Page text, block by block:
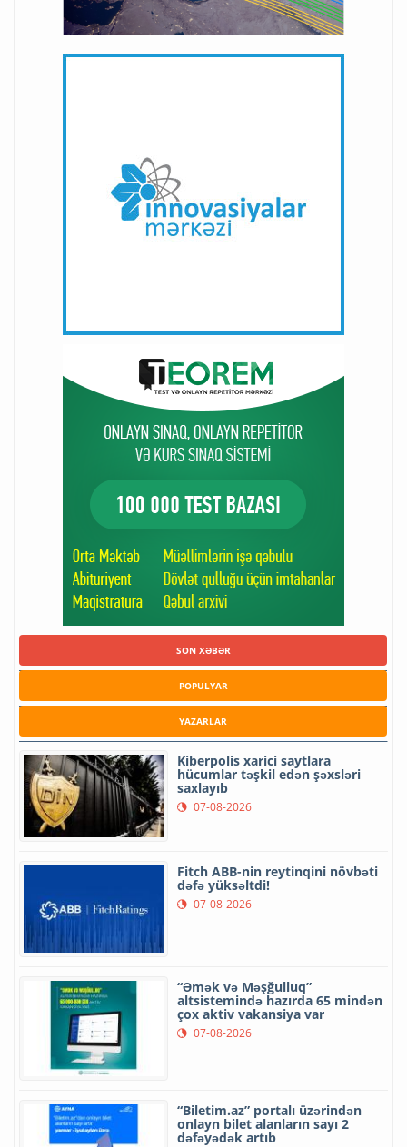
SON XƏBƏR
POPULYAR
YAZARLAR
Kiberpolis xarici saytlara
hücumlar təşkil edən şəxsləri
saxlayıb
07-08-2026
Fitch ABB-nin reytinqini növbəti
dəfə yüksəltdi!
07-08-2026
“Əmək və Məşğulluq”
altsistemində hazırda 65 mindən
çox aktiv vakansiya var
07-08-2026
“Biletim.az” portalı üzərindən
onlayn bilet alanların sayı 2
dəfəyədək artıb